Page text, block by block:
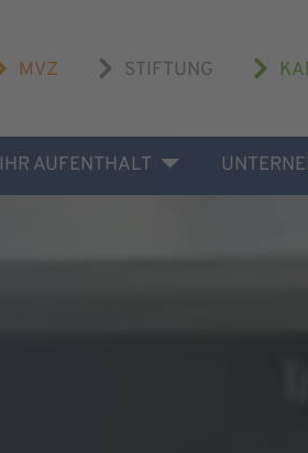
MVZ STIFTUNG
IHR AUFENTHALT